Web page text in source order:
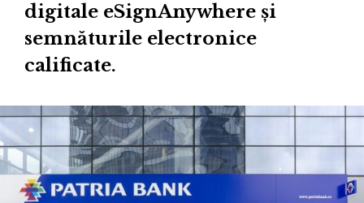
digitale eSignAnywhere și
semnăturile electronice
calificate.